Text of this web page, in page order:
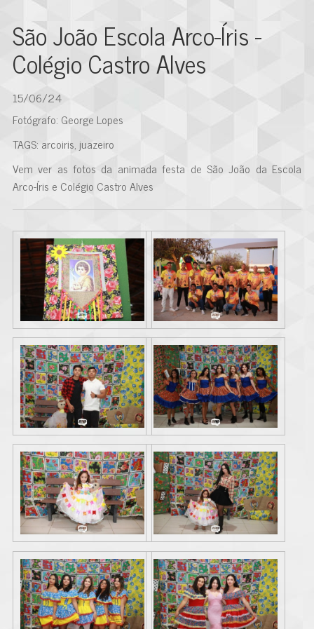
São João Escola Arco-Íris -
Colégio Castro Alves
15/06/24
Fotógrafo: George Lopes
TAGS: arcoiris, juazeiro
Vem ver as fotos da animada festa de São João da Escola
Arco-Íris e Colégio Castro Alves